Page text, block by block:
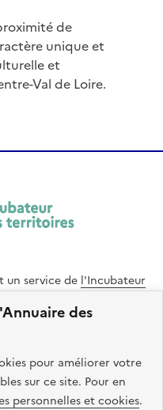
des
pour améliorer votre
sur ce site. Pour en
personnelles et cookies.
de
unique et
et
Val de Loire.
un service de l'Incubateur
source de ce site web
de ce site est conçu